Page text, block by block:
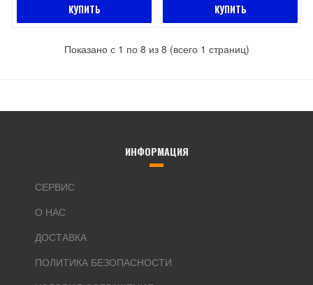
КУПИТЬ КУПИТЬ
Показано с 1 по 8 из 8 (всего 1 страниц)
ИНФОРМАЦИЯ
СЕРВИС
О НАС
ДОСТАВКА
ПОЛИТИКА БЕЗОПАСНОСТИ